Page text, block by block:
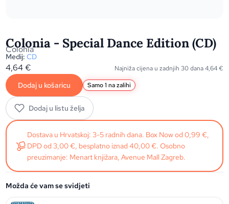
Colonia - Special Dance Edition (CD)
Colonia
Medij: CD
4,64€ Najniža cijena u zadnjih 30 dana4,64€
Dodaj u košaricu Samo 1 na zalihi
Dodaj u listu želja
Dostava u Hrvatskoj: 3-5 radnih dana. Box Now od 0,99 €,
DPD od 3,00 €, besplatno iznad 40,00 €. Osobno
preuzimanje: Menart knjižara, Avenue Mall Zagreb.
Možda će vam se svidjeti